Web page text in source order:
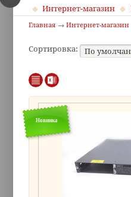
Интернет-магазин
Главная Интернет-магазин
Сортировка:
Новинка